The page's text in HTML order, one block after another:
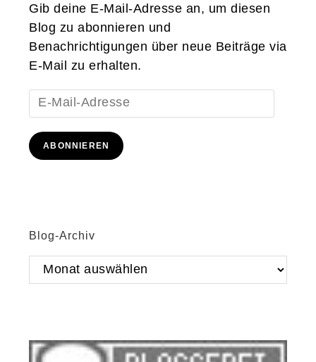
Gib deine E-Mail-Adresse an, um diesen
Blog zu abonnieren und
Benachrichtigungen über neue Beiträge via
E-Mail zu erhalten.
E-
Mail-
Adresse
ABONNIEREN
Blog-Archiv
Blog-
Archiv